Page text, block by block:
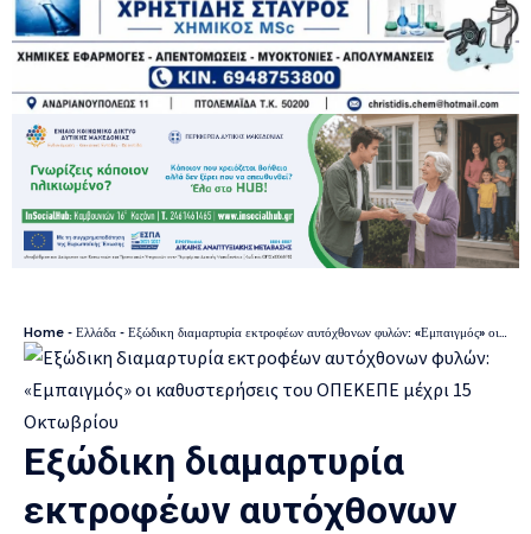
Home - Ελλάδα - Εξώδικη διαμαρτυρία εκτροφέων αυτόχθονων φυλών: «Εμπαιγμός» οι καθυστερήσεις του ΟΠΕΚΕΠΕ μέχρι 15 Οκτωβρίου
Εξώδικη διαμαρτυρία
εκτροφέων αυτόχθονων